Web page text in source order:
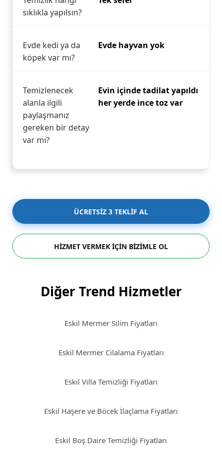
sıklıkla yapılsın?
Evde kedi ya da
köpek var mı?
Evde hayvan yok
Temizlenecek
alanla ilgili
paylaşmanız
gereken bir detay
var mı?
Evin içinde tadilat yapıldı
her yerde ince toz var
ÜCRETSİZ 3 TEKLİF AL
HİZMET VERMEK İÇİN BİZİMLE OL
Diğer Trend Hizmetler
Eskil Mermer Silim Fiyatları
Eskil Mermer Cilalama Fiyatları
Eskil Villa Temizliği Fiyatları
Eskil Haşere ve Böcek İlaçlama Fiyatları
Eskil Boş Daire Temizliği Fiyatları